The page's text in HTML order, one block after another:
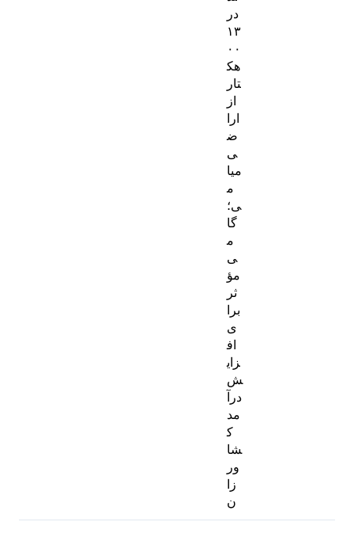
در
۱۳
۰۰
هک
تار
از
ارا
ض
ی
میا
م
ی؛
گا
م
ی
مؤ
ثر
برا
ی
اف
زای
ش
درآ
مد
ک
شا
ور
زا
ن